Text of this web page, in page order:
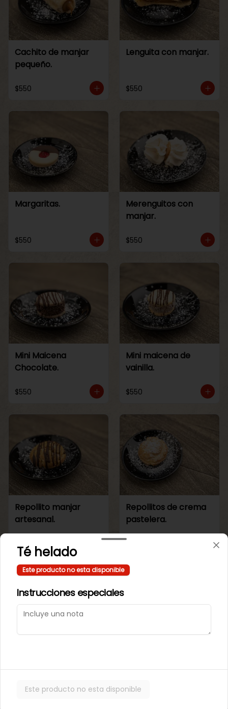
Cachito de manjar
pequeño.
$550
Lenguita con manjar.
$550
Margaritas.
$550
Merenguitos con
manjar.
$550
Mini Maicena
Chocolate.
$550
Mini maicena de
vainilla.
$550
Repollito manjar
artesanal.
$550
Repollitos de crema
pastelera.
CAJITAS PARA TI O PARA REGALAR.
Caja de galletas de
Cajita Lenguita de
Té helado
Este producto no esta disponible
Instrucciones especiales
Este producto no esta disponible